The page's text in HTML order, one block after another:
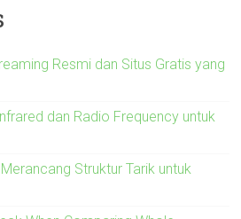
Resmi dan Situs Gratis yang
dan Radio Frequency untuk
Struktur Tarik untuk